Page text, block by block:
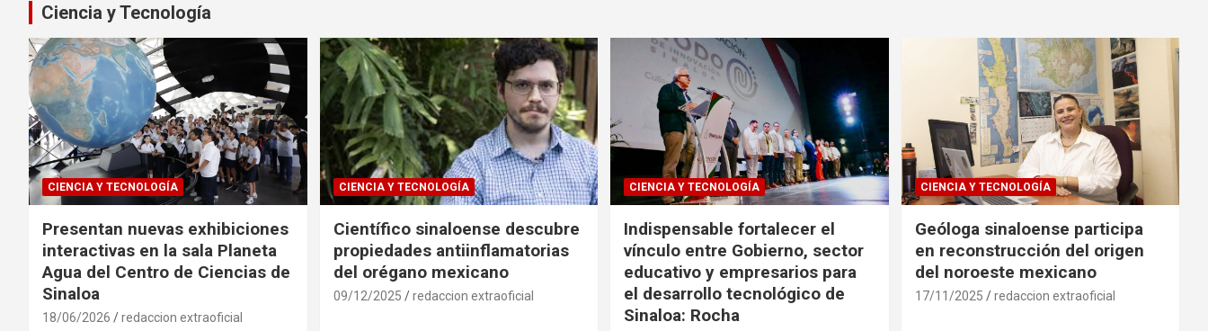
Ciencia y Tecnología
CIENCIA Y TECNOLOGÍA
Presentan nuevas exhibiciones
interactivas en la sala Planeta
Agua del Centro de Ciencias de
Sinaloa
18/06/2026 redaccion extraoficial
CIENCIA Y TECNOLOGÍA
Científico sinaloense descubre
propiedades antiinflamatorias
del orégano mexicano
09/12/2025 redaccion extraoficial
CIENCIA Y TECNOLOGÍA
Indispensable fortalecer el
vínculo entre Gobierno, sector
educativo y empresarios para
el desarrollo tecnológico de
Sinaloa: Rocha
CIENCIA Y TECNOLOGÍA
Geóloga sinaloense participa
en reconstrucción del origen
del noroeste mexicano
17/11/2025 redaccion extraoficial